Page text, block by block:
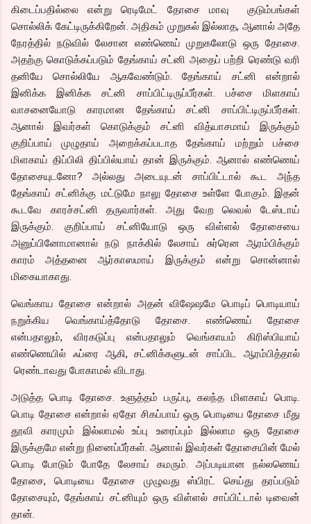
கிடைப்பதில்லை என்று ரெடிமேட் தோசை மாவு குடும்பங்கள்
சொல்லிக் கேட்டிருக்கிறேன். அதிகம் முறுகல் இல்லாத, ஆனால் அதே
நேரத்தில் நடுவில் லேசான எண்ணெய் முறுகலோடு ஒரு தோசை.
அதற்கு கொடுக்கப்படும் தேங்காய் சட்னி அதைப் பற்றி ரெண்டு வரி
தனியே சொல்லியே ஆகவேண்டும். தேங்காய் சட்னி என்றால்
இனிக்க இனிக்க சட்னி சாப்பிட்டிருப்பீர்கள். பச்சை மிளகாய்
வாசனையோடு காரமான தேங்காய் சட்னி சாப்பிட்டிருப்பீர்கள்.
ஆனால் இவர்கள் கொடுக்கும் சட்னி வித்யாசமாய் இருக்கும்
குறிப்பாய் முழுதாய் அறைக்கப்படாத தேங்காய் மற்றும் பச்சை
மிளகாய் திப்பிலி திப்பில்யாய் தான் இருக்கும். ஆனால் எண்ணெய்
தோசையுடனோ? அல்லது அடையுடன் சாப்பிட்டால் கூட அந்த
தேங்காய் சட்னிக்கு மட்டுமே நாலு தோசை உள்ளே போகும். இதன்
கூடவே காரச்சட்னி தருவார்கள். அது வேற லெவல் டேஸ்டாய்
இருக்கும். குறிப்பாய் சட்னியோடு ஒரு விள்ளல் தோசையை
அனுப்பினோமானால் நடு நாக்கில் லேசாய் சுர்ரென ஆரம்பிக்கும்
காரம் அத்தனை ஆர்காஸமாய் இருக்கும் என்று சொன்னால்
மிகையாகாது.
வெங்காய தோசை என்றால் அதன் விஷேஷமே பொடிப் பொடியாய்
நறுக்கிய வெங்காய்த்தோடு தோசை. எண்ணெய் தோசை
என்பதாலும், விரகடுப்பு என்பதாலும் வெங்காயம் கிரிஸ்பியாய்
எண்ணெயில் ஃப்ரை ஆகி, சட்னிக்களுடன் சாப்பிட ஆரம்பித்தால்
ரெண்டாவது போகாமல் விடாது.
அடுத்த பொடி தோசை. உளுத்தம் பருப்பு, கலந்த மிளகாய் பொடி.
பொடி தோசை என்றால் ஏதோ சிகப்பாய் ஒரு பொடியை தோசை மீது
தூவி காரமும் இல்லாமல் உப்பு உரைப்பும் இல்லாம ஒரு தோசை
இருக்குமே என்று நினைப்பீர்கள். ஆனால் இவர்கள் தோசையின் மேல்
பொடி போடும் போதே லேசாய் கமரும். அப்படியான நல்லணெய்
தோசை, பொடியை தோசை முழுவது ஸ்பிரட் செய்து தரப்படும்
தோசையும், தேங்காய் சட்னியும் ஒரு விள்ளல் சாப்பிட்டால் டிவைன்
தான்.